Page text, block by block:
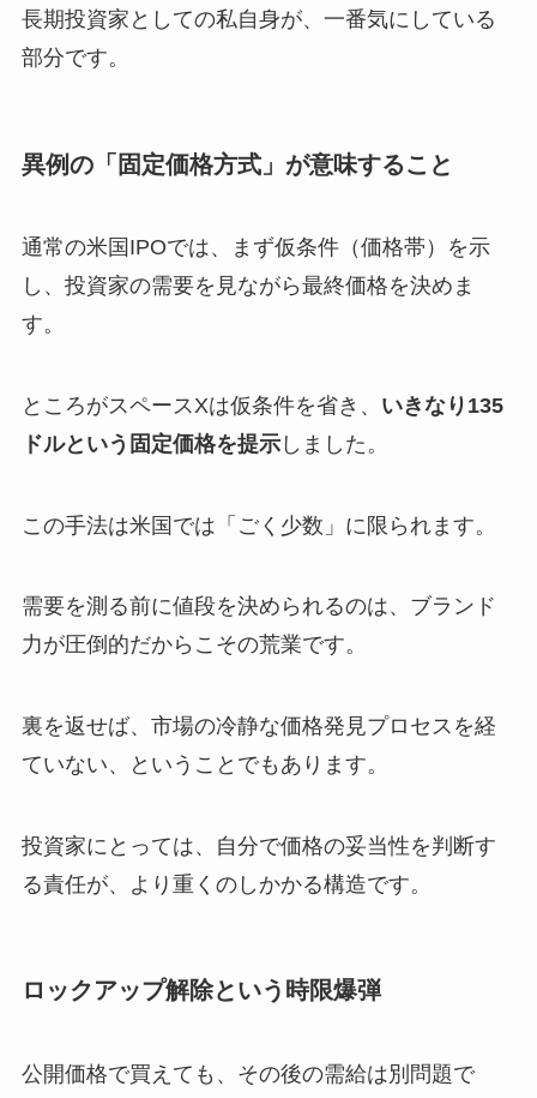
長期投資家としての私自身が、一番気にしている
部分です。
異例の「固定価格方式」が意味すること
通常の米国IPOでは、まず仮条件（価格帯）を示
し、投資家の需要を見ながら最終価格を決めま
す。
ところがスペースXは仮条件を省き、 いきなり135
ドルという固定価格を提示しました。
この手法は米国では「ごく少数」に限られます。
需要を測る前に値段を決められるのは、ブランド
力が圧倒的だからこその荒業です。
裏を返せば、市場の冷静な価格発見プロセスを経
ていない、ということでもあります。
投資家にとっては、自分で価格の妥当性を判断す
る責任が、より重くのしかかる構造です。
ロックアップ解除という時限爆弾
公開価格で買えても、その後の需給は別問題で